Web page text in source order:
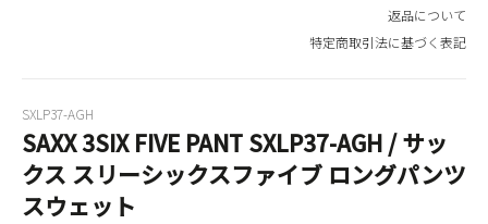
返品について
特定商取引法に基づく表記
SXLP37-AGH
SAXX 3SIX FIVE PANT SXLP37-AGH / サッ
クス スリーシックスファイブ ロングパンツ
スウェット